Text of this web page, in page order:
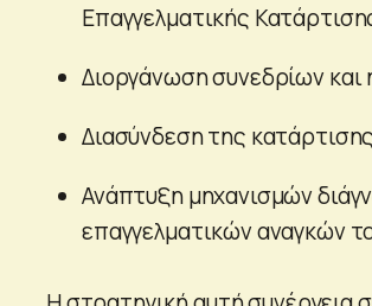
Επαγγελματικής
Διοργάνωση συνεδρίων και
Διασύνδεση της
Ανάπτυξη μηχανισμών
επαγγελματικών αναγκών